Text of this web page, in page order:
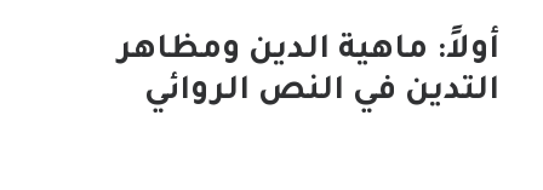
أولاً: ماهية الدين ومظاهر
التدين في النص الروائي